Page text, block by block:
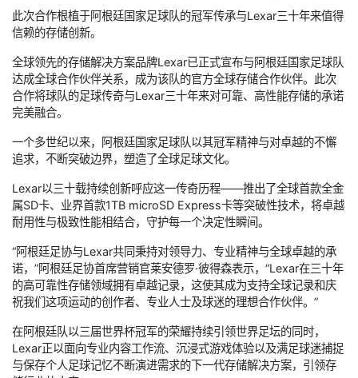
此次合作根植于阿根廷国家足球队的冠军传承与Lexar三十年来值得
信赖的存储创新。
全球领先的存储解决方案品牌Lexar已正式宣布与阿根廷国家足球队
达成全球合作伙伴关系，成为该队的官方全球存储合作伙伴。此次
合作将球队的足球传奇与Lexar三十年来对可靠、高性能存储的承诺
完美融合。
一个多世纪以来，阿根廷国家足球队以其冠军精神与对卓越的不懈
追求，不断突破边界，塑造了全球足球文化。
Lexar以三十载持续创新呼应这一传奇历程——推出了全球首款全金
属SD卡、业界首款1TB microSD Express卡等突破性技术，将卓越
耐用性与极致性能相结合，守护每一个决定性瞬间。
“阿根廷足协与Lexar共同秉持对领导力、专业精神与全球卓越的承
诺，”阿根廷足协首席营销官莱安德罗·彼得森表示，“Lexar在三十年
的高可靠性存储领域拥有卓越记录，这使其成为支持全球记录和庆
祝我们这项运动的创作者、专业人士及球迷的理想合作伙伴。”
在阿根廷队以三届世界杯冠军的荣耀持续引领世界足坛的同时，
Lexar正以面向专业内容工作流、沉浸式游戏体验以及满足球迷捕捉
与保存个人足球记忆不断演进需求的下一代存储解决方案，引领存